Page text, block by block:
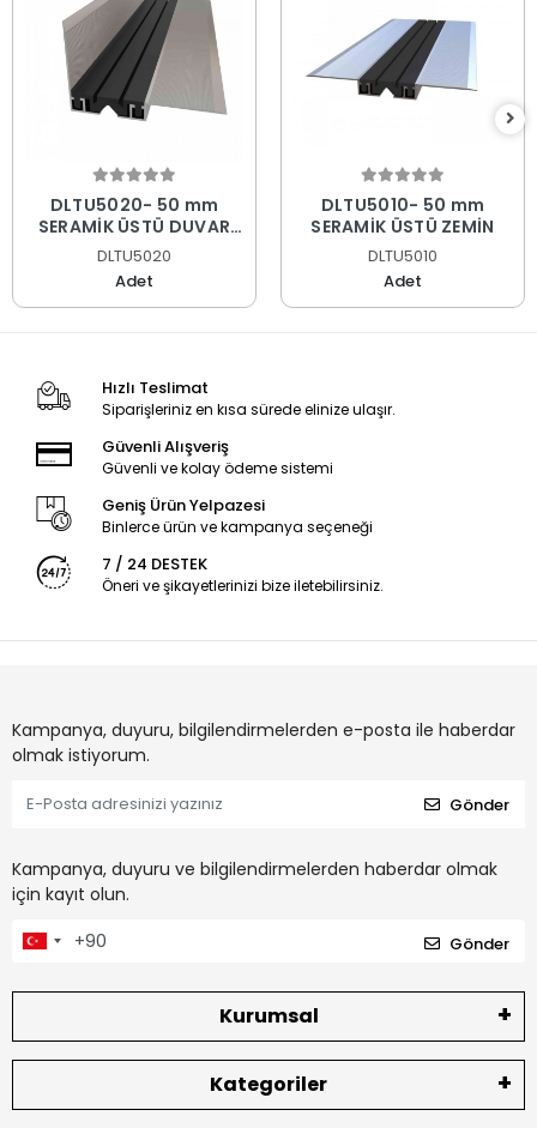
DLTU5020- 50 mm
SERAMİK ÜSTÜ DUVAR
ZEMİN 81
DLTU5020
Adet
DLTU5010- 50 mm
SERAMİK ÜSTÜ ZEMİN
DLTU5010
Adet
Hızlı Teslimat
Siparişleriniz en kısa sürede elinize ulaşır.
Güvenli Alışveriş
Güvenli ve kolay ödeme sistemi
Geniş Ürün Yelpazesi
Binlerce ürün ve kampanya seçeneği
7 / 24 DESTEK
Öneri ve şikayetlerinizi bize iletebilirsiniz.
Kampanya, duyuru, bilgilendirmelerden e-posta ile haberdar
olmak istiyorum.
Gönder
Kampanya, duyuru ve bilgilendirmelerden haberdar olmak
için kayıt olun.
Gönder
Kurumsal
Kategoriler